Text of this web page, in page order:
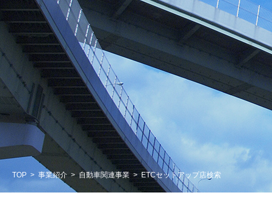
TOP 事業紹介 自動車関連事業 ETCセットアップ店検索